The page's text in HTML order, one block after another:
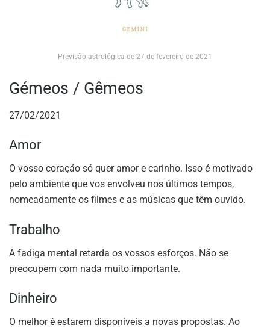
Previsão astrológica de 27 de fevereiro de 2021
Gémeos / Gêmeos
27/02/2021
Amor
O vosso coração só quer amor e carinho. Isso é motivado
pelo ambiente que vos envolveu nos últimos tempos,
nomeadamente os filmes e as músicas que têm ouvido.
Trabalho
A fadiga mental retarda os vossos esforços. Não se
preocupem com nada muito importante.
Dinheiro
O melhor é estarem disponíveis a novas propostas. Ao